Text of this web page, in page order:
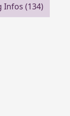
Infos(134)